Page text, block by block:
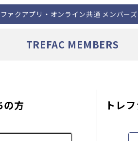
ファクアプリ・オンライン共通 メンバー
TREFAC MEMBERS
の方 トレ